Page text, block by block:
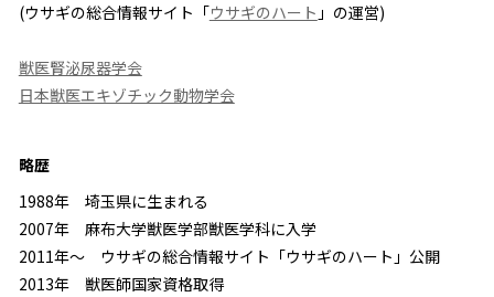
(ウサギの総合情報サイト「ウサギのハート 」の運営)
獣医腎泌尿器学会
日本獣医エキゾチック動物学会
略歴
1988年 埼玉県に生まれる
2007年 麻布大学獣医学部獣医学科に入学
2011年～ ウサギの総合情報サイト「ウサギのハート」公開
2013年 獣医師国家資格取得